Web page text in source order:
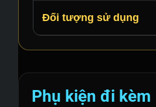
Đối tượng sử dụng
Phụ kiện đi kèm